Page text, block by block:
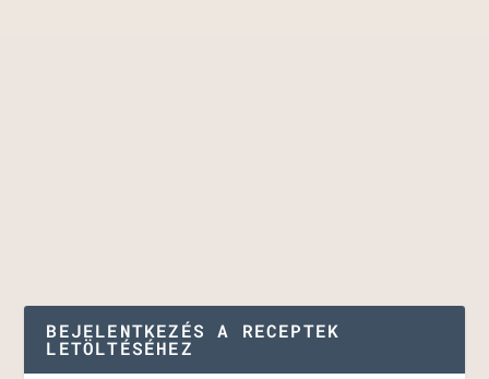
BEJELENTKEZÉS A RECEPTEK
LETÖLTÉSÉHEZ